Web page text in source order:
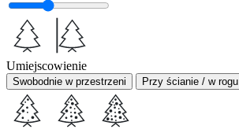
Umiejscowienie
Swobodnie w przestrzeni Przy ścianie / w rogu